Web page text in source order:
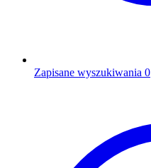
Zapisane wyszukiwania 0